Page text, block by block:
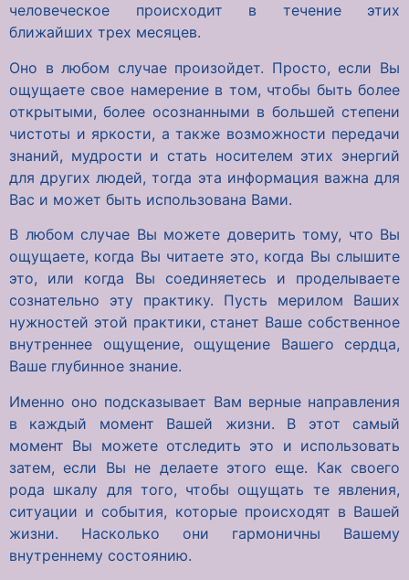
человеческое происходит в течение этих
ближайших трех месяцев.
Оно в любом случае произойдет. Просто, если Вы
ощущаете свое намерение в том, чтобы быть более
открытыми, более осознанными в большей степени
чистоты и яркости, а также возможности передачи
знаний, мудрости и стать носителем этих энергий
для других людей, тогда эта информация важна для
Вас и может быть использована Вами.
В любом случае Вы можете доверить тому, что Вы
ощущаете, когда Вы читаете это, когда Вы слышите
это, или когда Вы соединяетесь и проделываете
сознательно эту практику. Пусть мерилом Ваших
нужностей этой практики, станет Ваше собственное
внутреннее ощущение, ощущение Вашего сердца,
Ваше глубинное знание.
Именно оно подсказывает Вам верные направления
в каждый момент Вашей жизни. В этот самый
момент Вы можете отследить это и использовать
затем, если Вы не делаете этого еще. Как своего
рода шкалу для того, чтобы ощущать те явления,
ситуации и события, которые происходят в Вашей
жизни. Насколько они гармоничны Вашему
внутреннему состоянию.